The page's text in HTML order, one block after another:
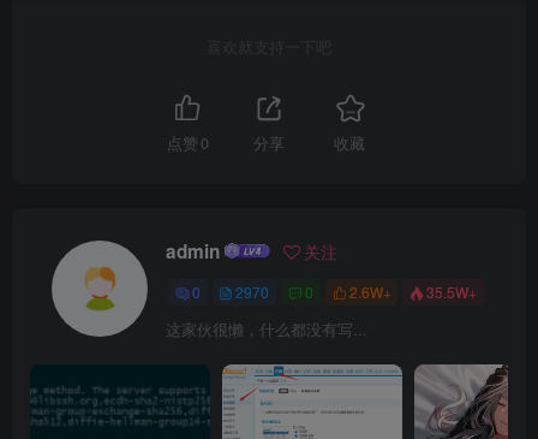
喜欢就支持一下吧
点赞 0 分享 收藏
admin 关注
0 2970 0 2.6W+ 35.5W+
这家伙很懒，什么都没有写...